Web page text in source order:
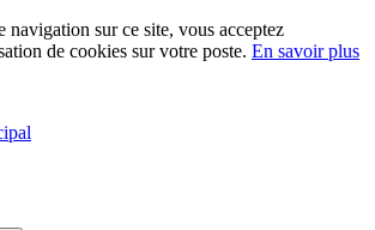
navigation sur ce site, vous acceptez
de cookies sur votre poste. En savoir plus